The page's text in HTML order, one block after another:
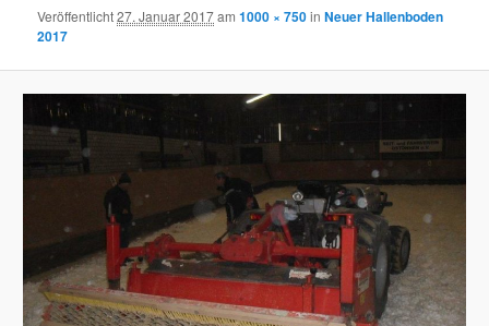
Veröffentlicht27. Januar 2017am1000 × 750inNeuer Hallenboden
2017